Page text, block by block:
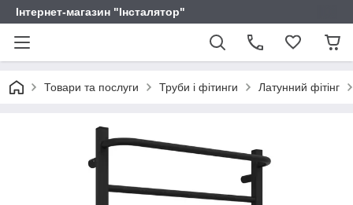
Інтернет-магазин "Інсталятор"
Товари та послуги Труби і фітинги Латунний фітінг